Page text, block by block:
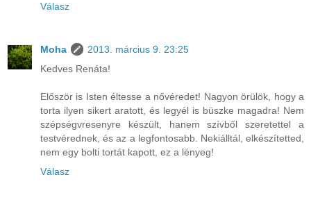
Válasz
Moha
2013. március 9. 23:25
Kedves Renáta!
Először is Isten éltesse a nővéredet! Nagyon örülök, hogy a
torta ilyen sikert aratott, és legyél is büszke magadra! Nem
szépségvresenyre készült, hanem szívből szeretettel a
testvérednek, és az a legfontosabb. Nekiálltál, elkészítetted,
nem egy bolti tortát kapott, ez a lényeg!
Válasz